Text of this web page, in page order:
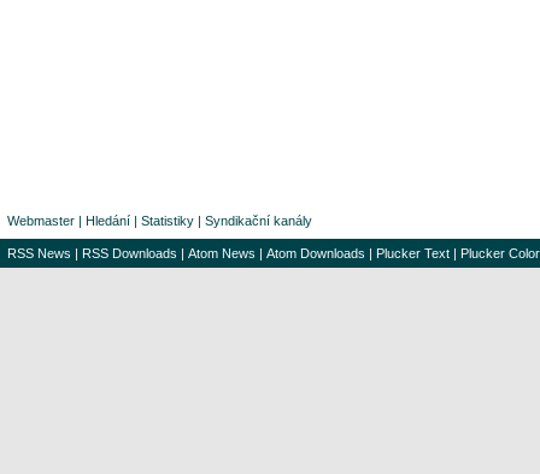
Webmaster | Hledání | Statistiky | Syndikační kanály
RSS News | RSS Downloads | Atom News | Atom Downloads | Plucker Text | Plucker Color